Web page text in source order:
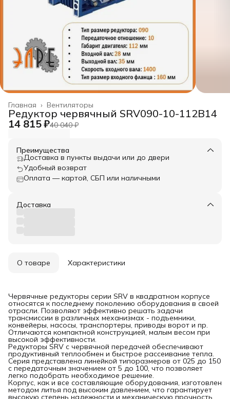
Вентиляторы
Главная ›
Редуктор червячный SRV090-10-112B14
14 815 ₽40 040 ₽
Преимущества
Доставка в пункты выдачи или до двери
Удобный возврат
Оплата — картой, СБП или наличными
Доставка
О товаре Характеристики
Червячные редукторы серии SRV в квадратном корпусе
относятся к последнему поколению оборудования в своей
отрасли. Позволяют эффективно решать задачи
трансмиссии в различных механизмах - подъемники,
конвейеры, насосы, транспортеры, приводы ворот и пр.
Отличаются компактной конструкцией, малым весом при
высокой эффективности.
Редукторы SRV с червячной передачей обеспечивают
продуктивный теплообмен и быстрое рассеивание тепла.
Серия представлена линейкой типоразмеров от 025 до 150
с передаточным значением от 5 до 100, что позволяет
легко подобрать необходимое решение.
Корпус, как и все составляющие оборудования, изготовлен
методом литья под высоким давлением, что гарантирует
высокую степень надежности и механическую прочность